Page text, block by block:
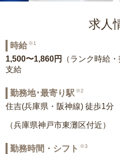
求人
時給 ※1
1,500〜1,860円
（ランク時給
支給
勤務地･最寄り駅 ※2
住吉(兵庫県・阪神線) 徒歩1分
（兵庫県神戸市東灘区付近）
勤務時間・シフト ※3